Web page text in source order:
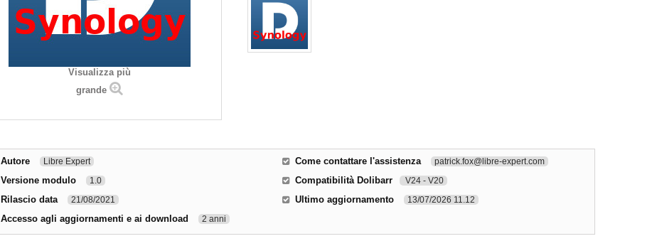
Visualizza più
grande
Autore Libre Expert
Versione modulo 1.0
Rilascio data 21/08/2021
Accesso agli aggiornamenti e ai download 2 anni
Come contattare l'assistenza patrick.fox@libre-expert.com
Compatibilità Dolibarr V24 - V20
Ultimo aggiornamento 13/07/2026 11.12